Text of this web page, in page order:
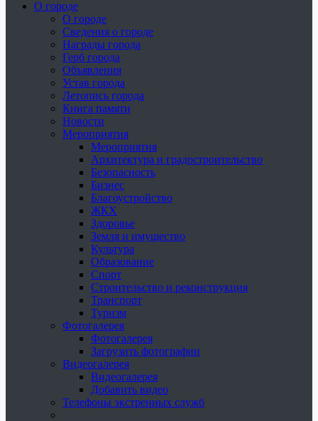
О городе
О городе
Сведения о городе
Награды города
Герб города
Объявления
Устав города
Летопись города
Книга памяти
Новости
Мероприятия
Мероприятия
Архитектура и градостроительство
Безопасность
Бизнес
Благоустройство
ЖКХ
Здоровье
Земля и имущество
Культура
Образование
Спорт
Строительство и реконструкция
Транспорт
Туризм
Фотогалерея
Фотогалерея
Загрузить фотографии
Видеогалерея
Видеогалерея
Добавить видео
Телефоны экстренных служб